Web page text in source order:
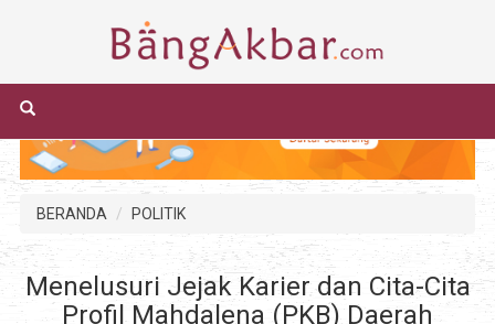
BERANDA POLITIK
Menelusuri Jejak Karier dan Cita-Cita
Profil Mahdalena (PKB) Daerah